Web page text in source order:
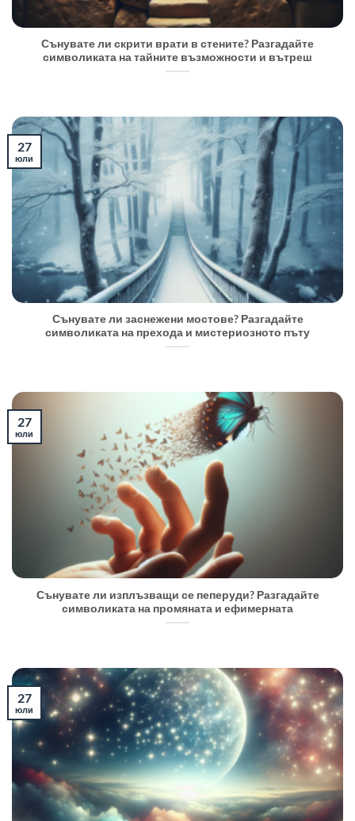
Сънувате ли скрити врати в стените? Разгадайте
символиката на тайните възможности и вътреш
Сънувате ли заснежени мостове? Разгадайте
символиката на прехода и мистериозното пъту
27
юли
Сънувате ли изплъзващи се пеперуди? Разгадайте
символиката на промяната и ефимерната
27
юли
27
юли